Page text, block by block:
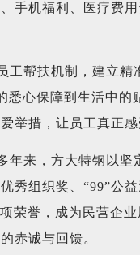
手机福利、医疗费
工帮扶机制，建立
悉心保障到生活中
举措，让员工真正
年来，方大特钢以
秀组织奖、“99”公
荣誉，成为民营企
赤诚与回馈。